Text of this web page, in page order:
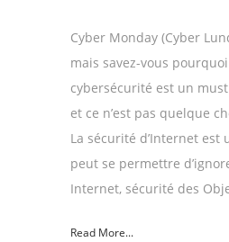
Cyber Monday (Cyber
mais savez-vous
cybersécurité est un
et ce n’est pas quelque
La sécurité d’Internet
peut se permettre
Internet, sécurité des
Read More...